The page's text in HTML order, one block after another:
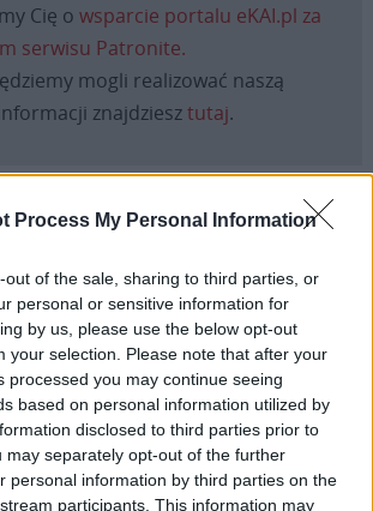
Process My Personal Information
out of the sale, sharing to third parties, or
personal or sensitive information for
by us, please use the below opt-out
your selection. Please note that after your
processed you may continue seeing
based on personal information utilized by
disclosed to third parties prior to
may separately opt-out of the further
personal information by third parties on the
participants. This information may
Cię o wsparcie portalu eKAI.pl za
serwisu Patronite.
mogli realizować naszą
znajdziesztutaj.
WhatsApp
Email Copy
Link
Print
DIECEZJA LEGNICKA